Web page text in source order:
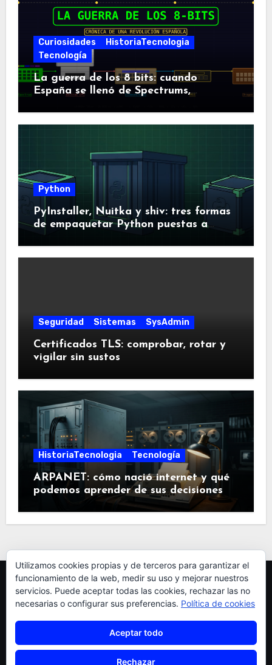
Curiosidades
HistoriaTecnologia
Tecnología
La guerra de los 8 bits: cuando
España se llenó de Spectrums,
Python
PyInstaller, Nuitka y shiv: tres formas
de empaquetar Python puestas a
prueba
Seguridad Sistemas SysAdmin
Certificados TLS: comprobar, rotar y
vigilar sin sustos
HistoriaTecnologia Tecnología
ARPANET: cómo nació internet y qué
podemos aprender de sus decisiones
pardellas
Utilizamos cookies propias y de terceros para garantizar el
funcionamiento de la web, medir su uso y mejorar nuestros
servicios. Puede aceptar todas las cookies, rechazar las no
necesarias o configurar sus preferencias. Política de cookies
Aceptar todo
Rechazar